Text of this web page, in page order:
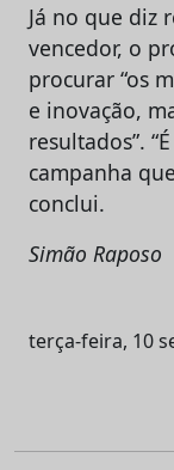
Já no que diz
vencedor, o
procurar “os
e inovação,
resultados”.
campanha
conclui.
Simão Raposo
terça-feira, 10